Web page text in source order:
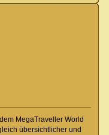
MegaTraveller World
übersichtlicher und